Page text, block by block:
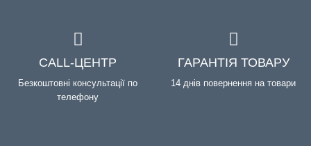
CALL-ЦЕНТР
Безкоштовні консультації по
телефону
ГАРАНТІЯ ТОВАРУ
14 днів повернення на товари